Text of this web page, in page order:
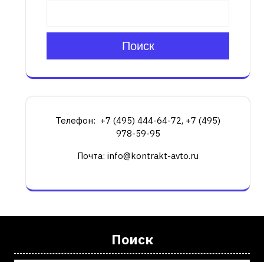
Поиск
Телефон: +7 (495) 444-64-72, +7 (495)
978-59-95
Почта: info@kontrakt-avto.ru
Поиск